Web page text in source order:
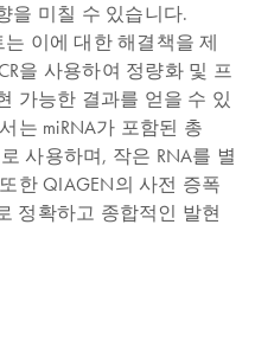
을 미칠 수 있습니다.
이에 대한 해결책을 제
을 사용하여 정량화 및 프
가능한 결과를 얻을 수 있
는 miRNA가 포함된 총
사용하며, 작은 RNA를 별
한 QIAGEN의 사전 증폭
정확하고 종합적인 발현